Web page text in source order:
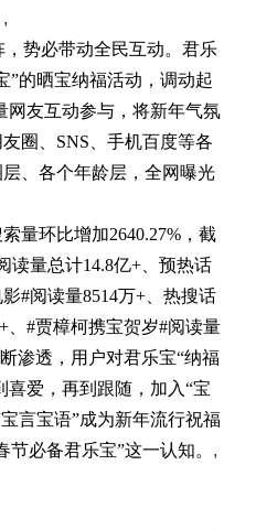
,
势必带动全民互动。君乐
”的晒宝纳福活动，调动起
友互动参与，将新年气氛
圈、SNS、手机百度等各
、各个年龄层，全网曝光
量环比增加2640.27%，截
读量总计14.8亿+、预热话
影#阅读量8514万+、热搜话
、#贾樟柯携宝贺岁#阅读量
渗透，用户对君乐宝“纳福
喜爱，再到跟随，加入“宝
言宝语”成为新年流行祝福
必备君乐宝”这一认知。 ,